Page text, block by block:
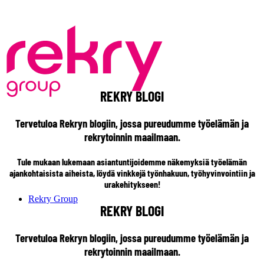
Rekry Group
REKRY BLOGI
Tervetuloa Rekryn blogiin, jossa pureudumme työelämän ja
rekrytoinnin maailmaan.
Tule mukaan lukemaan asiantuntijoidemme näkemyksiä työelämän
ajankohtaisista aiheista, löydä vinkkejä työnhakuun, työhyvinvointiin ja
urakehitykseen!
REKRY BLOGI
Tervetuloa Rekryn blogiin, jossa pureudumme työelämän ja
rekrytoinnin maailmaan.